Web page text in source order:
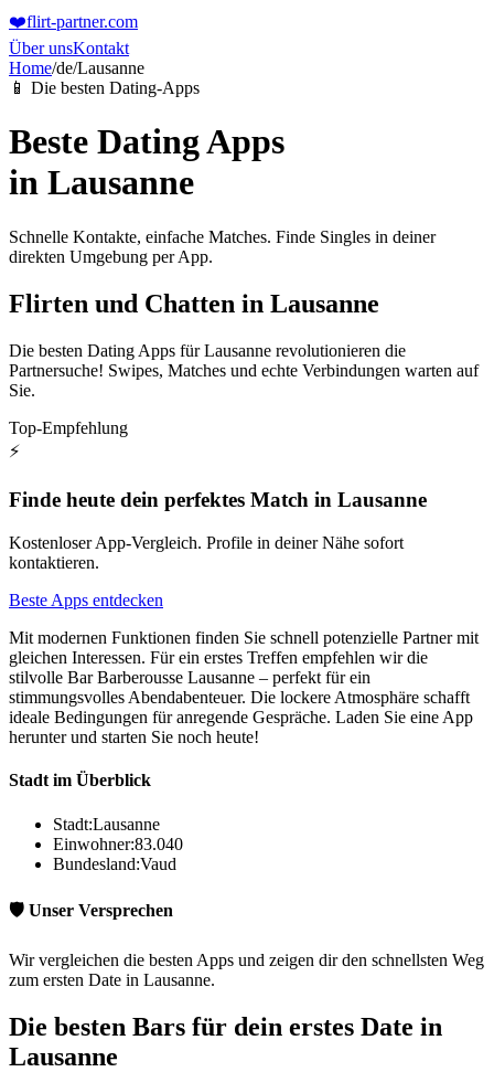
❤️flirt-partner.com
Über unsKontakt
Home/de/Lausanne
📱 Die besten Dating-Apps
Beste Dating Apps
in Lausanne
Schnelle Kontakte, einfache Matches. Finde Singles in deiner
direkten Umgebung per App.
Flirten und Chatten in Lausanne
Die besten Dating Apps für Lausanne revolutionieren die
Partnersuche! Swipes, Matches und echte Verbindungen warten auf
Sie.
Top-Empfehlung
⚡
Finde heute dein perfektes Match in Lausanne
Kostenloser App-Vergleich. Profile in deiner Nähe sofort
kontaktieren.
Beste Apps entdecken
Mit modernen Funktionen finden Sie schnell potenzielle Partner mit
gleichen Interessen. Für ein erstes Treffen empfehlen wir die
stilvolle Bar Barberousse Lausanne – perfekt für ein
stimmungsvolles Abendabenteuer. Die lockere Atmosphäre schafft
ideale Bedingungen für anregende Gespräche. Laden Sie eine App
herunter und starten Sie noch heute!
Stadt im Überblick
Stadt:Lausanne
Einwohner:83.040
Bundesland:Vaud
🛡️ Unser Versprechen
Wir vergleichen die besten Apps und zeigen dir den schnellsten Weg
zum ersten Date in Lausanne.
Die besten Bars für dein erstes Date in
Lausanne